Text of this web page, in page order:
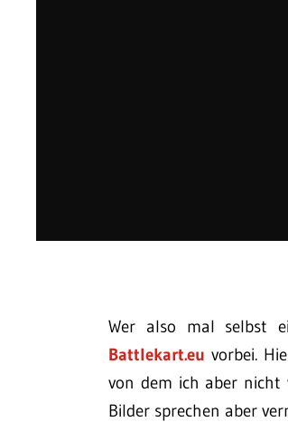
Wer also mal selbst
Battlekart.eu vorbei.
von dem ich aber nicht
Bilder sprechen aber